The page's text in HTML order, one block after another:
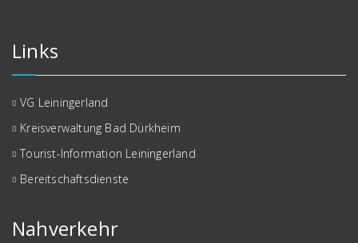
Links
VG Leiningerland
Kreisverwaltung Bad Dürkheim
Tourist-Information Leiningerland
Bereitschaftsdienste
Nahverkehr